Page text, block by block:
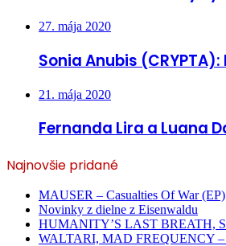
27. mája 2020
Sonia Anubis
21. mája 2020
Fernanda Lira a Luana
Najnovšie pridané
MAUSER – Casualties Of War (EP)
Novinky z dielne z Eisenwaldu
HUMANITY’S LAST BREATH,
WALTARI, MAD FREQUENCY –